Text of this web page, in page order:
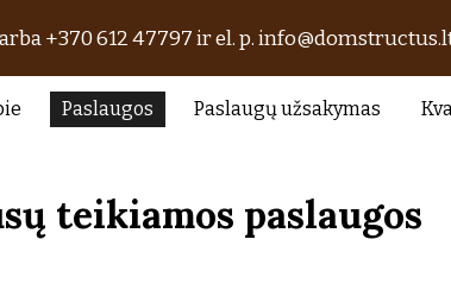
content Skip to
+370 612 47797 ir el. p.
Paslaugos Paslaugų užsakymas
teikiamos paslaugos